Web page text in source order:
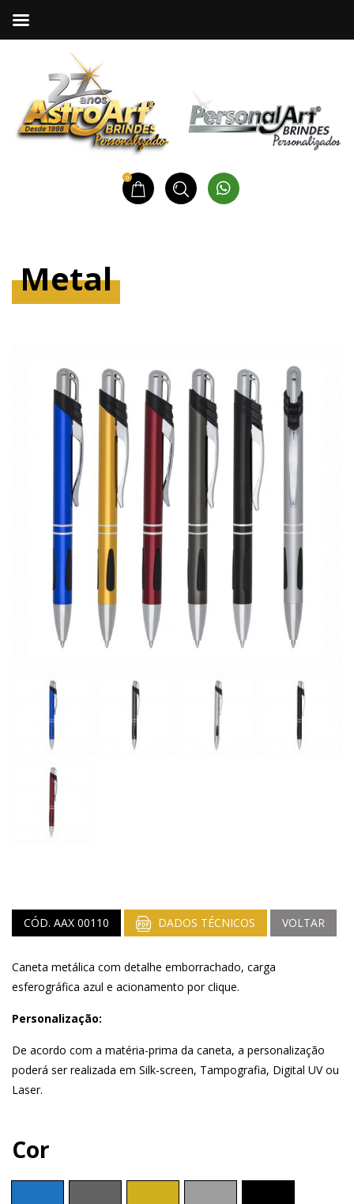
0
Metal
CÓD. AAX 00110 DADOS TÉCNICOS VOLTAR
Caneta metálica com detalhe emborrachado, carga
esferográfica azul e acionamento por clique.
Personalização:
De acordo com a matéria-prima da caneta, a personalização
poderá ser realizada em Silk-screen, Tampografia, Digital UV ou
Laser.
Cor